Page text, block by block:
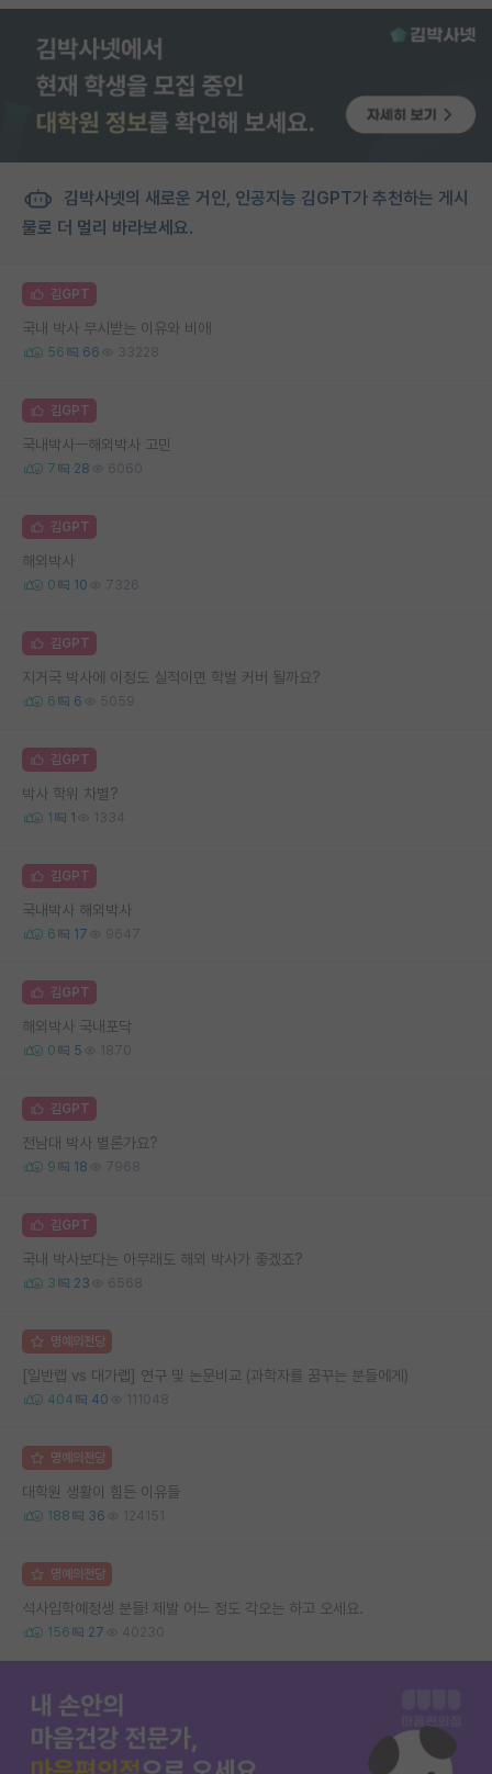
김박사넷의 새로운 거인, 인공지능 김GPT가 추천하는 게시
물로 더 멀리 바라보세요.
김GPT
국내 박사 무시받는 이유와 비애
56 66 33228
김GPT
국내박사ㅡ해외박사 고민
7 28 6060
김GPT
해외박사
0 10 7326
김GPT
지거국 박사에 이정도 실적이면 학벌 커버 될까요?
6 6 5059
김GPT
박사 학위 차별?
1 1 1334
김GPT
국내박사 해외박사
6 17 9647
김GPT
해외박사 국내포닥
0 5 1870
김GPT
전남대 박사 별론가요?
9 18 7968
김GPT
국내 박사보다는 아무래도 해외 박사가 좋겠죠?
3 23 6568
명예의전당
[일반랩 vs 대가랩] 연구 및 논문비교 (과학자를 꿈꾸는 분들에게)
404 40 111048
명예의전당
대학원 생활이 힘든 이유들
188 36 124151
명예의전당
석사입학예정생 분들! 제발 어느 정도 각오는 하고 오세요.
156 27 40230